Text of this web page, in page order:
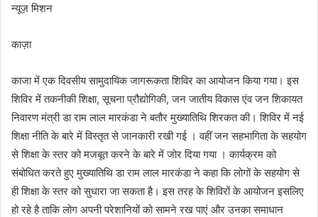
न्यूज़ मिशन
काज़ा
काजा में एक दिवसीय सामुदायिक जागरूकता शिविर का आयोजन किया गया। इस
शिविर में तकनीकी शिक्षा, सूचना प्रौद्योगिकी, जन जातीय विकास एंव जन शिकायत
निवारण मंत्री डा राम लाल मारकंडा ने बतौर मुख्यातिथि शिरकत की। शिविर में नई
शिक्षा नीति के बारे में विस्तृत से जानकारी रखी गई । वहीं जन सहभागिता के सहयोग
से शिक्षा के स्तर को मजबूत करने के बारे में जोर दिया गया । कार्यक्रम को
संबोधित करते हुए मुख्यातिथि डा राम लाल मारकंडा ने कहा कि लोगों के सहयोग से
ही शिक्षा के स्तर को सुधारा जा सकता है। इस तरह के शिविरों के आयोजन इसलिए
हो रहे है ताकि लोग अपनी परेशानियों को सामने रख पाएं और उनका समाधान